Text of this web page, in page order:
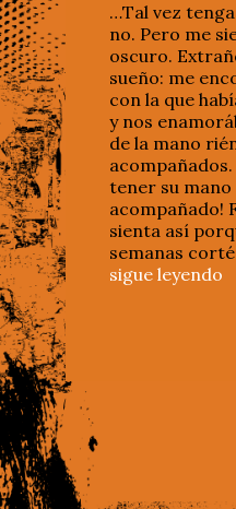
…Tal vez
no. Pero me
oscuro.
sueño: me
con la que
y nos
de la mano
acompañados.
tener su
acompañado!
sienta así
semanas
sigue leyendo